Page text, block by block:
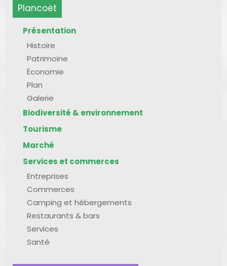
Plancoët
Présentation
Histoire
Patrimoine
Économie
Plan
Galerie
Biodiversité & environnement
Tourisme
Marché
Services et commerces
Entreprises
Commerces
Camping et hébergements
Restaurants & bars
Services
Santé